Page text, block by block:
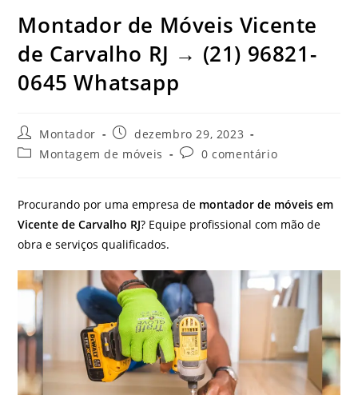
Montador de Móveis Vicente
de Carvalho RJ → (21) 96821-
0645 Whatsapp
Autor
do
post:
Montador
Post
publicado:
dezembro 29, 2023
Categoria
Montagem de móveis
Comentários
0 comentário
Procurando por uma empresa de montador de móveis em
Vicente de Carvalho RJ? Equipe profissional com mão de
obra e serviços qualificados.